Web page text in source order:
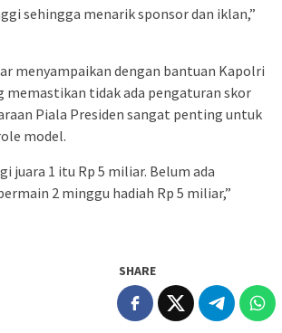
sehingga menarik sponsor dan iklan,”
menyampaikan dengan bantuan Kapolri
memastikan tidak ada pengaturan skor
Piala Presiden sangat penting untuk
model.
juara 1 itu Rp 5 miliar. Belum ada
2 minggu hadiah Rp 5 miliar,”
SHARE